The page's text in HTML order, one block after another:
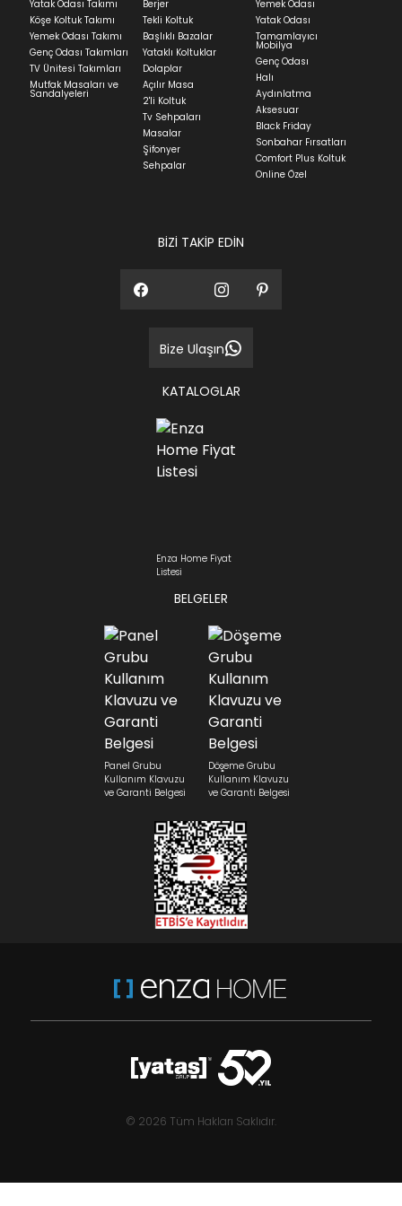
Yatak siparişlerinizin teslim süresi yaşadığınız şehre
ve ürünün stok durumuna göre ortalama 5-24 iş
günüdür.
Panel ve Döşeme grubu ürün siparişlerinizin teslim
süresi yaşadığınız şehre ve ürünün stok durumuna
göre ortalama 30-45 iş günüdür.
Siparişlerim bölümünden sürecinizi takip edebilirsiniz.
Sıkça Sorulan Sorularbölümünü ziyaret
Yatak Odası Takımı
Köşe Koltuk Takımı
Yemek Odası Takımı
Genç Odası Takımları
TV Ünitesi Takımları
Mutfak Masaları ve
Sandalyeleri
Berjer
Tekli Koltuk
Başlıklı Bazalar
Yataklı Koltuklar
Dolaplar
Açılır Masa
2'li Koltuk
Tv Sehpaları
Masalar
Şifonyer
Sehpalar
Yemek Odası
Yatak Odası
Tamamlayıcı
Mobilya
Genç Odası
Halı
Aydınlatma
Aksesuar
Black Friday
Sonbahar Fırsatları
Comfort Plus Koltuk
Online Özel
BİZİ TAKİP EDİN
Bize Ulaşın
KATALOGLAR
Enza Home Fiyat
Listesi
BELGELER
Panel Grubu
Kullanım Klavuzu
ve Garanti Belgesi
Döşeme Grubu
Kullanım Klavuzu
ve Garanti Belgesi
© 2026 Tüm Hakları Saklıdır.